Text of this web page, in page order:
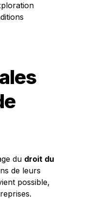
du droit du
de leurs
possible,